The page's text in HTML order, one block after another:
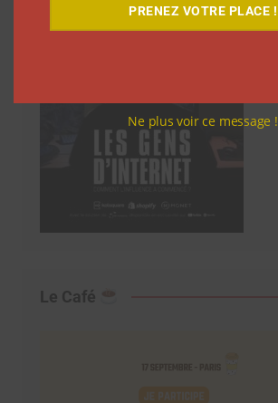
Le Café
PRENEZ VOTRE PLACE !
Ne plus voir ce message !